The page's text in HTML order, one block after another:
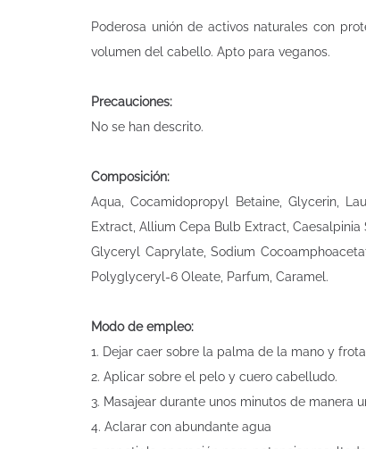
Poderosa unión de activos naturales con
volumen del cabello. Apto para veganos.
Precauciones:
No se han descrito.
Composición:
Aqua, Cocamidopropyl Betaine, Glycerin,
Extract, Allium Cepa Bulb Extract,
Glyceryl Caprylate, Sodium
Polyglyceryl-6 Oleate, Parfum, Caramel.
Modo de empleo:
1. Dejar caer sobre la palma de la mano y
2. Aplicar sobre el pelo y cuero cabelludo.
3. Masajear durante unos minutos de manera
4. Aclarar con abundante agua